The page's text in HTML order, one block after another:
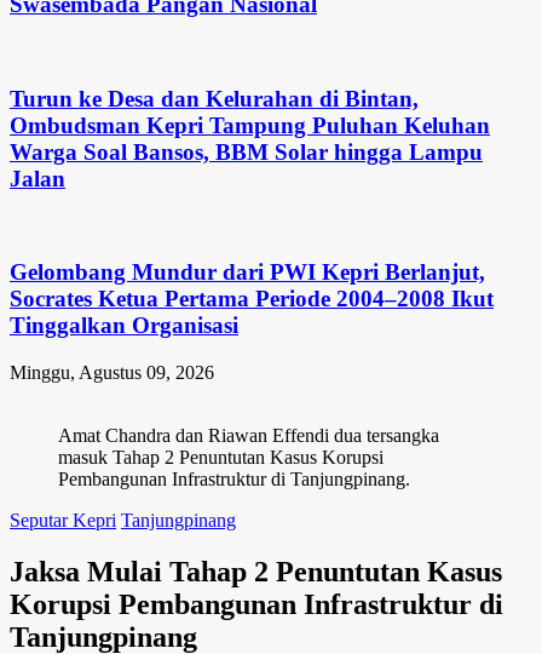
Turun ke Desa dan Kelurahan di Bintan,
Ombudsman Kepri Tampung Puluhan Keluhan
Warga Soal Bansos, BBM Solar hingga Lampu
Jalan
Gelombang Mundur dari PWI Kepri Berlanjut,
Socrates Ketua Pertama Periode 2004–2008 Ikut
Tinggalkan Organisasi
Minggu, Agustus 09, 2026
Amat Chandra dan Riawan Effendi dua tersangka
masuk Tahap 2 Penuntutan Kasus Korupsi
Pembangunan Infrastruktur di Tanjungpinang.
Seputar Kepri Tanjungpinang
Jaksa Mulai Tahap 2 Penuntutan Kasus
Korupsi Pembangunan Infrastruktur di
Tanjungpinang